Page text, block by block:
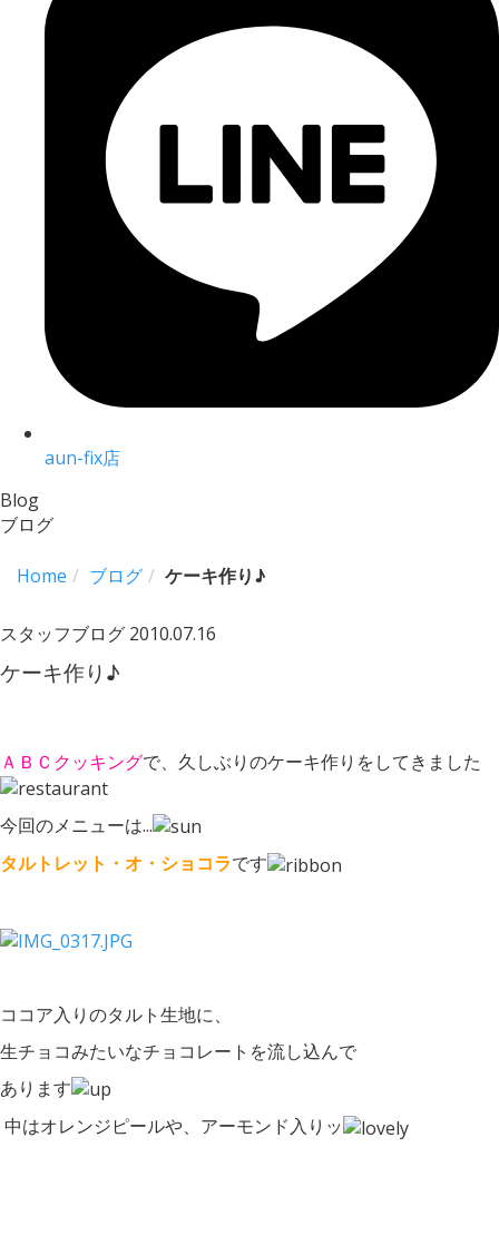
aun-fix店
Blog
ブログ
Home ブログ ケーキ作り♪
スタッフブログ 2010.07.16
ケーキ作り♪
ＡＢＣクッキングで、久しぶりのケーキ作りをしてきました
今回のメニューは...
タルトレット・オ・ショコラです
ココア入りのタルト生地に、
生チョコみたいなチョコレートを流し込んで
あります
中はオレンジピールや、アーモンド入りッ